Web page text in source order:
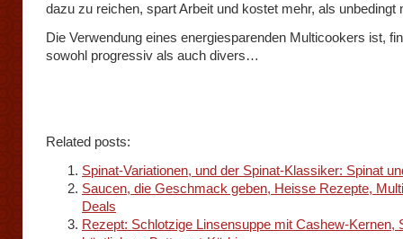
dazu zu reichen, spart Arbeit und kostet mehr, als unbedingt
Die Verwendung eines energiesparenden Multicookers ist,
sowohl progressiv als auch divers…
Related posts:
Spinat-Variationen, und der Spinat-Klassiker: Spinat
Saucen, die Geschmack geben, Heisse Rezepte,
Deals
Rezept: Schlotzige Linsensuppe mit Cashew-Kernen,